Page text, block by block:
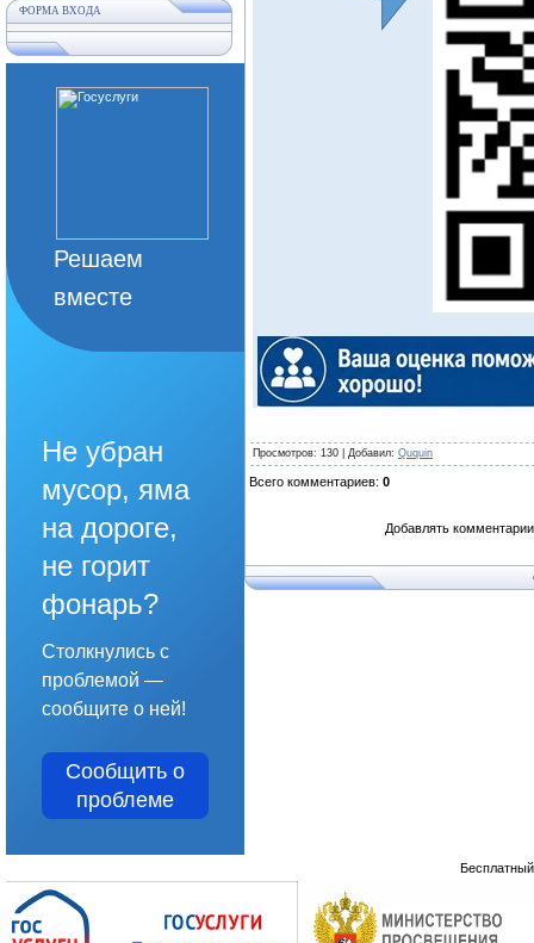
ФОРМА ВХОДА
Решаем
вместе
Не убран
мусор, яма
на дороге,
не горит
фонарь?
Столкнулись с
проблемой —
сообщите о ней!
Сообщить о
проблеме
Просмотров: 130 | Добавил: Ququin
Всего комментариев: 0
Добавлять